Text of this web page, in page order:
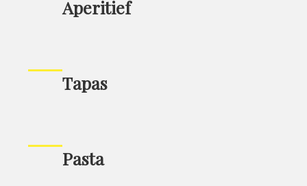
Aperitief
Tapas
Pasta